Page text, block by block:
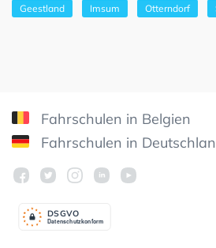
Geestland Imsum Otterndorf
Fahrschulen in Belgien
Fahrschulen in
Datenschutzkonform
DSGVO